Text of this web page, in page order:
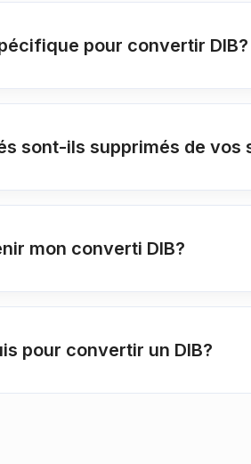
pour convertir DIB?
sont-ils supprimés de vos
mon converti DIB?
pour convertir un DIB?